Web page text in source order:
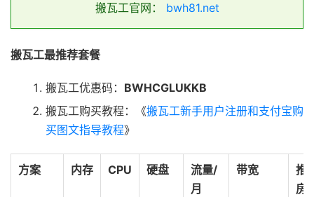
搬瓦工官网： bwh81.net
搬瓦工最推荐套餐
搬瓦工优惠码： BWHCGLUKKB
搬瓦工购买教程：《搬瓦工新手用户注册和支付宝购
买图文指导教程》
方案 内存 CPU 硬盘
流量/
月
带宽
推
房